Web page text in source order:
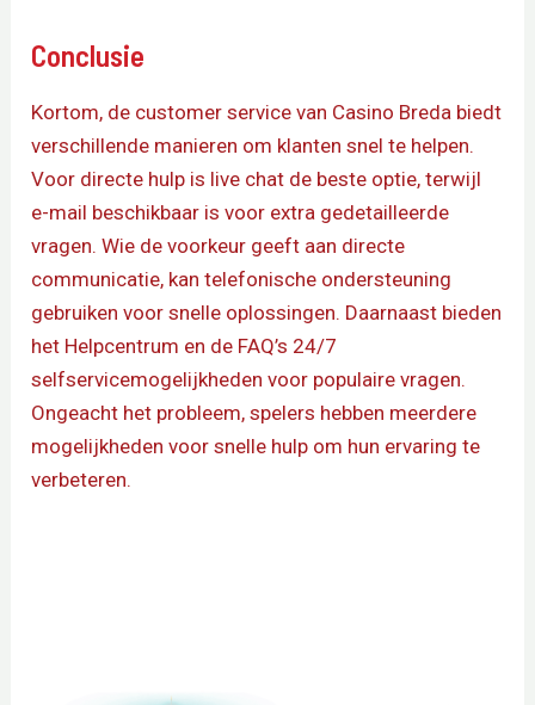
Conclusie
Kortom, de customer service van Casino Breda biedt
verschillende manieren om klanten snel te helpen.
Voor directe hulp is live chat de beste optie, terwijl
e-mail beschikbaar is voor extra gedetailleerde
vragen. Wie de voorkeur geeft aan directe
communicatie, kan telefonische ondersteuning
gebruiken voor snelle oplossingen. Daarnaast bieden
het Helpcentrum en de FAQ’s 24/7
selfservicemogelijkheden voor populaire vragen.
Ongeacht het probleem, spelers hebben meerdere
mogelijkheden voor snelle hulp om hun ervaring te
verbeteren.